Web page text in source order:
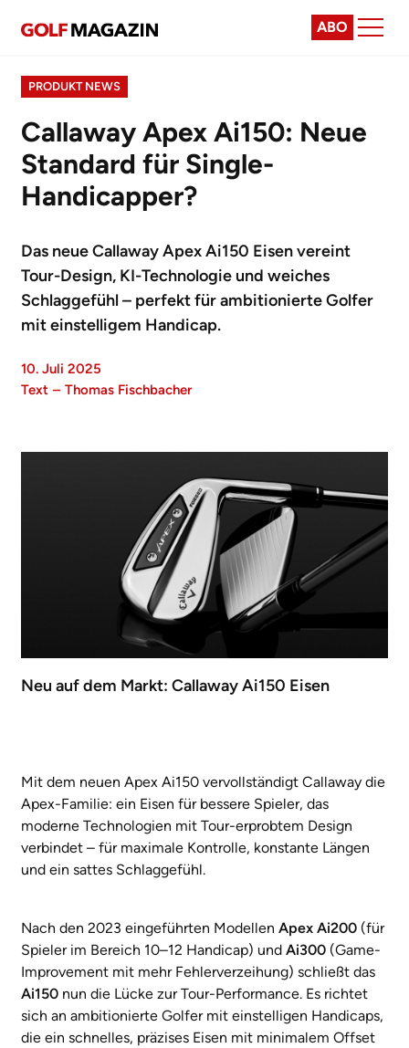
ABO
PRODUKT NEWS
Callaway Apex Ai150: Neue
Standard für Single-
Handicapper?
Das neue Callaway Apex Ai150 Eisen vereint
Tour-Design, KI-Technologie und weiches
Schlaggefühl – perfekt für ambitionierte Golfer
mit einstelligem Handicap.
10. Juli 2025
Text – Thomas Fischbacher
Neu auf dem Markt: Callaway Ai150 Eisen
Mit dem neuen Apex Ai150 vervollständigt Callaway die
Apex-Familie: ein Eisen für bessere Spieler, das
moderne Technologien mit Tour-erprobtem Design
verbindet – für maximale Kontrolle, konstante Längen
und ein sattes Schlaggefühl.
Nach den 2023 eingeführten Modellen Apex Ai200 (für
Spieler im Bereich 10–12 Handicap) und Ai300 (Game-
Improvement mit mehr Fehlerverzeihung) schließt das
Ai150 nun die Lücke zur Tour-Performance. Es richtet
sich an ambitionierte Golfer mit einstelligen Handicaps,
die ein schnelles, präzises Eisen mit minimalem Offset